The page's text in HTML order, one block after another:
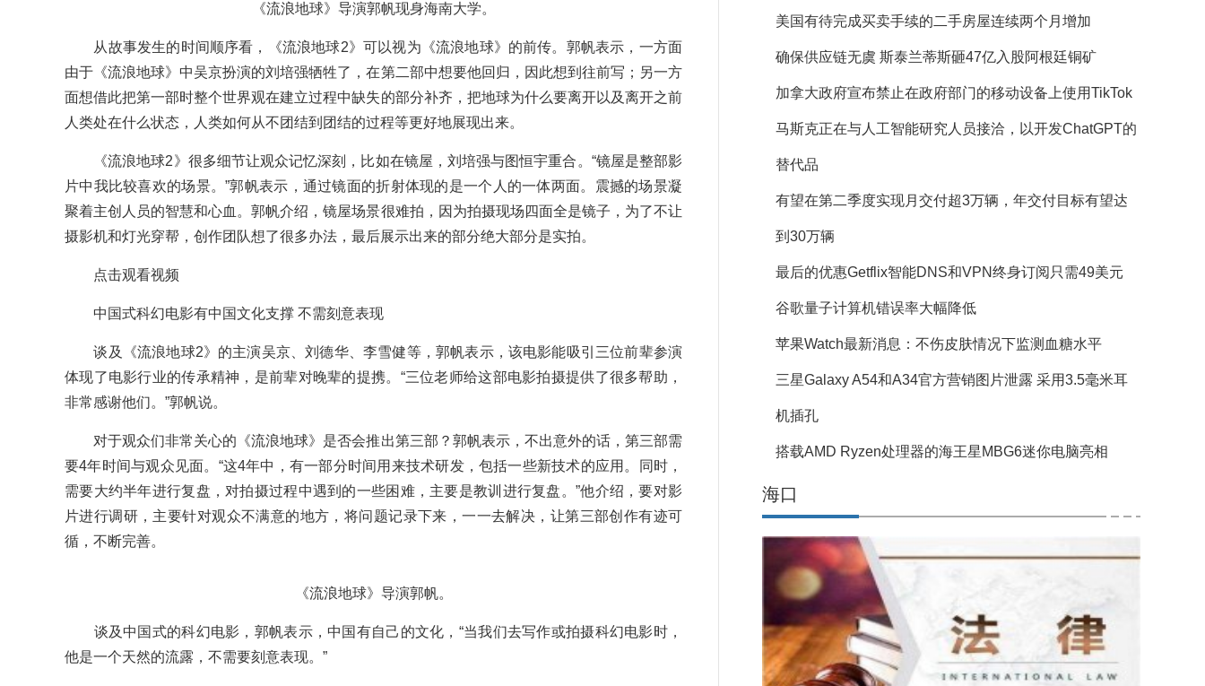
《流浪地球》导演郭帆现身海南大学。
从故事发生的时间顺序看，《流浪地球2》可以视为《流浪地球》的前传。郭帆表示，一方面
由于《流浪地球》中吴京扮演的刘培强牺牲了，在第二部中想要他回归，因此想到往前写；另一方
面想借此把第一部时整个世界观在建立过程中缺失的部分补齐，把地球为什么要离开以及离开之前
人类处在什么状态，人类如何从不团结到团结的过程等更好地展现出来。
《流浪地球2》很多细节让观众记忆深刻，比如在镜屋，刘培强与图恒宇重合。“镜屋是整部影
片中我比较喜欢的场景。”郭帆表示，通过镜面的折射体现的是一个人的一体两面。震撼的场景凝
聚着主创人员的智慧和心血。郭帆介绍，镜屋场景很难拍，因为拍摄现场四面全是镜子，为了不让
摄影机和灯光穿帮，创作团队想了很多办法，最后展示出来的部分绝大部分是实拍。
点击观看视频
中国式科幻电影有中国文化支撑 不需刻意表现
谈及《流浪地球2》的主演吴京、刘德华、李雪健等，郭帆表示，该电影能吸引三位前辈参演
体现了电影行业的传承精神，是前辈对晚辈的提携。“三位老师给这部电影拍摄提供了很多帮助，
非常感谢他们。”郭帆说。
对于观众们非常关心的《流浪地球》是否会推出第三部？郭帆表示，不出意外的话，第三部需
要4年时间与观众见面。“这4年中，有一部分时间用来技术研发，包括一些新技术的应用。同时，
需要大约半年进行复盘，对拍摄过程中遇到的一些困难，主要是教训进行复盘。”他介绍，要对影
片进行调研，主要针对观众不满意的地方，将问题记录下来，一一去解决，让第三部创作有迹可
循，不断完善。
《流浪地球》导演郭帆。
谈及中国式的科幻电影，郭帆表示，中国有自己的文化，“当我们去写作或拍摄科幻电影时，
他是一个天然的流露，不需要刻意表现。”
美国有待完成买卖手续的二手房屋连续两个月增加
确保供应链无虞 斯泰兰蒂斯砸47亿入股阿根廷铜矿
加拿大政府宣布禁止在政府部门的移动设备上使用TikTok
马斯克正在与人工智能研究人员接洽，以开发ChatGPT的
替代品
有望在第二季度实现月交付超3万辆，年交付目标有望达
到30万辆
最后的优惠Getflix智能DNS和VPN终身订阅只需49美元
谷歌量子计算机错误率大幅降低
苹果Watch最新消息：不伤皮肤情况下监测血糖水平
三星Galaxy A54和A34官方营销图片泄露 采用3.5毫米耳
机插孔
搭载AMD Ryzen处理器的海王星MBG6迷你电脑亮相
海口